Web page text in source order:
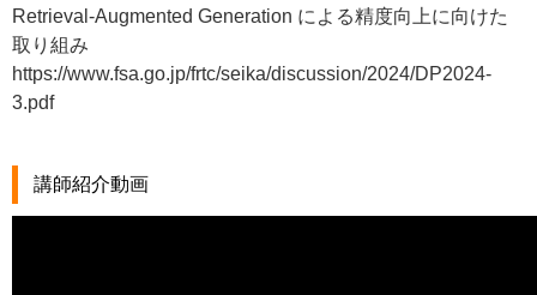
Retrieval-Augmented Generation による精度向上に向けた
取り組み
https://www.fsa.go.jp/frtc/seika/discussion/2024/DP2024-
3.pdf
講師紹介動画